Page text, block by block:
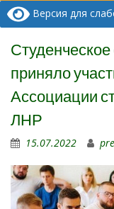
Версия для
приняло
Ассоциации
ЛНР
15.07.2022